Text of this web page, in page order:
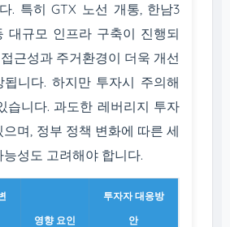
. 특히 GTX 노선 개통, 한남3
대규모 인프라 구축이 진행되
근성과 주거환경이 더욱 개선
니다. 하지만 투자시 주의해
습니다. 과도한 레버리지 투자
며, 정부 정책 변화에 따른 세
성도 고려해야 합니다.
영향 요인
투자자 대응방
안